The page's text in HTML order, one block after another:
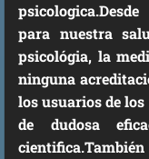
para nuestra
psicológia, la
ninguna
los usuarios de
de dudosa